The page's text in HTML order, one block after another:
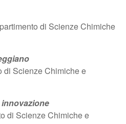
di Scienze Chimiche
di Scienze Chimiche e
di Scienze Chimiche e